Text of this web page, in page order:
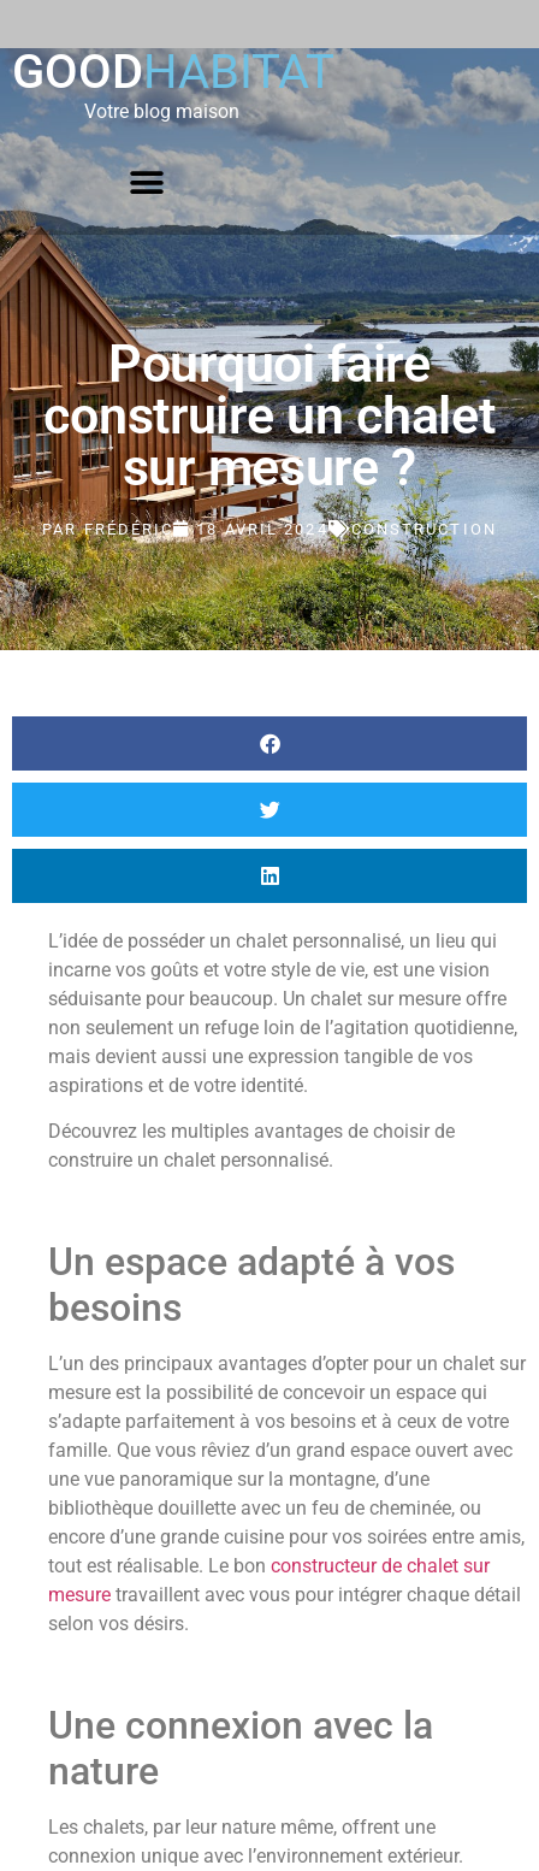
GOODHABITAT
Votre blog maison
Pourquoi faire
construire un chalet
sur mesure ?
PARFRÉDÉRIC 18 AVRIL 2024 CONSTRUCTION
L’idée de posséder un chalet personnalisé, un lieu qui
incarne vos goûts et votre style de vie, est une vision
séduisante pour beaucoup. Un chalet sur mesure offre
non seulement un refuge loin de l’agitation quotidienne,
mais devient aussi une expression tangible de vos
aspirations et de votre identité.
Découvrez les multiples avantages de choisir de
construire un chalet personnalisé.
Un espace adapté à vos
besoins
L’un des principaux avantages d’opter pour un chalet sur
mesure est la possibilité de concevoir un espace qui
s’adapte parfaitement à vos besoins et à ceux de votre
famille. Que vous rêviez d’un grand espace ouvert avec
une vue panoramique sur la montagne, d’une
bibliothèque douillette avec un feu de cheminée, ou
encore d’une grande cuisine pour vos soirées entre amis,
tout est réalisable. Le bon constructeur de chalet sur
mesure travaillent avec vous pour intégrer chaque détail
selon vos désirs.
Une connexion avec la
nature
Les chalets, par leur nature même, offrent une
connexion unique avec l’environnement extérieur.